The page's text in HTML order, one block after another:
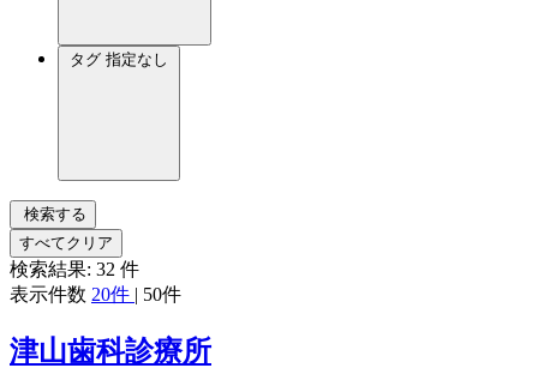
タグ 指定なし
検索する
すべてクリア
検索結果: 32 件
表示件数 20件 | 50件
津山歯科診療所